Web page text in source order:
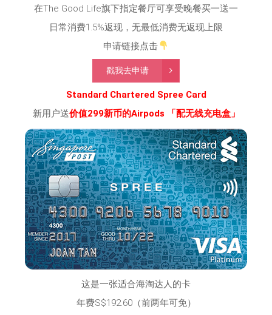
在The Good Life旗下指定餐厅可享受晚餐买一送一
日常消费1.5%返现，无最低消费无返现上限
申请链接点击
戳我去申请
Standard Chartered Spree Card
新用户送价值299新币的Airpods 「配无线充电盒」
这是一张适合海淘达人的卡
年费S$192.60（前两年可免）